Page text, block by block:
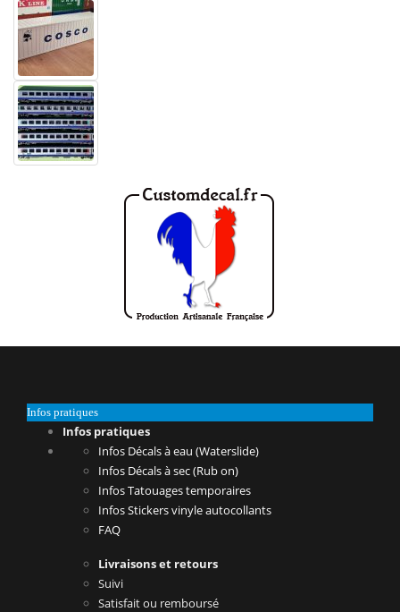
Infos pratiques
Infos pratiques
Infos Décals à eau (Waterslide)
Infos Décals à sec (Rub on)
Infos Tatouages temporaires
Infos Stickers vinyle autocollants
FAQ
Livraisons et retours
Suivi
Satisfait ou remboursé